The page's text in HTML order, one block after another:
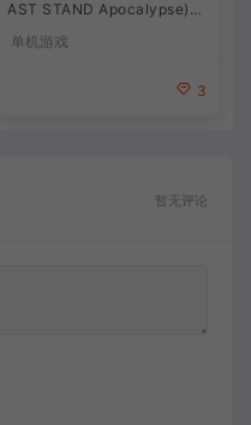
AST STAND Apocalypse)卡
通动作幸存者游戏
单机游戏
3
暂无评论